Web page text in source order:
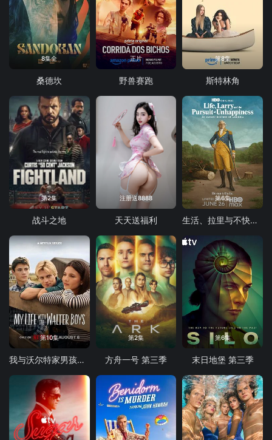
8集全
桑德坎
正片
野兽赛跑
第8集
斯特林角
第2集
战斗之地
注册送8888
天天送福利
第6集
生活、拉里与不快乐的追求：一部美国史
第10集
我与沃尔特家男孩的生活 第三季
第2集
方舟一号 第三季
第6集
末日地堡 第三季